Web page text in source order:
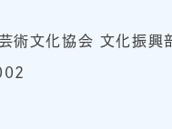
術文化協会 文化振興